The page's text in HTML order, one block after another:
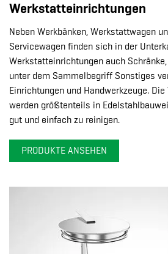
Werkstatteinrichtungen
Neben Werkbänken, Werkstattwagen
Servicewagen finden sich in der
Werkstatteinrichtungen auch
unter dem Sammelbegriff Sonstiges
Einrichtungen und Handwerkzeuge.
werden größtenteils in
gut und einfach zu reinigen.
PRODUKTE ANSEHEN